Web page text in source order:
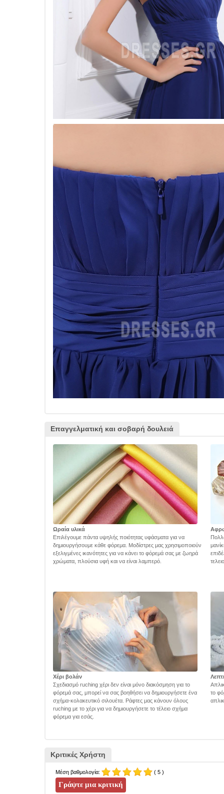
Επαγγελματική και σοβαρή δουλειά
Ωραία υλικά
Επιλέγουμε πάντα υψηλής ποιότητας υφάσματα για να
δημιουργήσουμε κάθε φόρεμα. Μοδίστρες μας χρησιμοποιούν
εξελιγμένες ικανότητες για να κάνει το φόρεμά σας με ζωηρά
χρώματα, πλούσια υφή και να είναι λαμπερό.
Χέρι βολάν
Σχεδιασμό ruching χέρι δεν είναι μόνο διακόσμηση για το
φόρεμά σας, μπορεί να σας βοηθήσει να δημιουργήσετε ένα
σχήμα-κολακευτικό σιλουέτα. Ράφτες μας κάνουν όλους
ruching με το χέρι για να δημιουργήσετε το τέλειο σχήμα
φόρεμα για εσάς.
το
Κριτικές Χρήστη
Μέση βαθμολογία: ( 5 )